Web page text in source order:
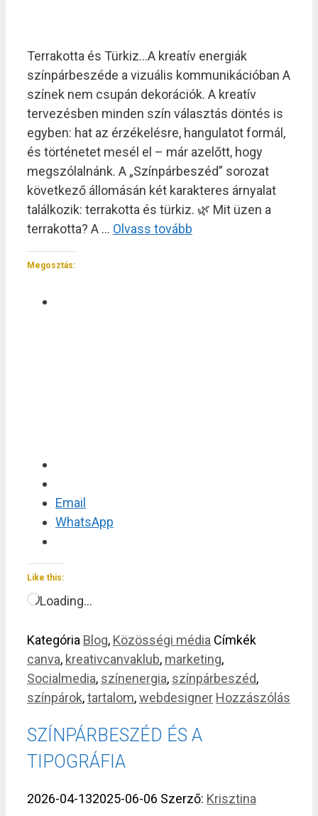
Terrakotta és Türkiz…A kreatív energiák
színpárbeszéde a vizuális kommunikációban A
színek nem csupán dekorációk. A kreatív
tervezésben minden szín választás döntés is
egyben: hat az érzékelésre, hangulatot formál,
és történetet mesél el – már azelőtt, hogy
megszólalnánk. A „Színpárbeszéd” sorozat
következő állomásán két karakteres árnyalat
találkozik: terrakotta és türkiz. 🌿 Mit üzen a
terrakotta? A … Olvass tovább
Megosztás:
Email
WhatsApp
Like this:
Loading…
Kategória Blog, Közösségi média Címkék
canva, kreativcanvaklub, marketing,
Socialmedia, színenergia, színpárbeszéd,
színpárok,tartalom,webdesigner Hozzászólás
SZÍNPÁRBESZÉD ÉS A
TIPOGRÁFIA
2026-04-132025-06-06 Szerző: Krisztina